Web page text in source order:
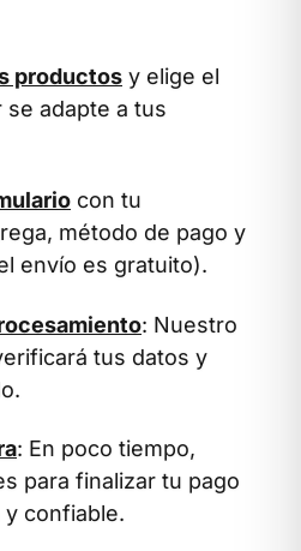
productos y elige el
adapte a tus
con tu
método de pago y
envío es gratuito).
: Nuestro
tus datos y
: En poco tiempo,
para finalizar tu pago
y confiable.